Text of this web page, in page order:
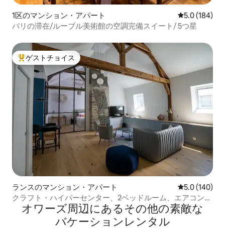
1区のマンション・アパート レビュー184
5.0 (184)
パリの滞在/ルーブル美術館の空調完備スイート/ 5つ星
大好評のゲストチョイスです。
ゲストチョイス
ランスのマンション・アパート レビュー140
5.0 (140)
クラフト・ハイパーセンター、2ベッドルーム、エアコン完
備。オワーズ⁠周⁠辺⁠に⁠あ⁠るそ⁠の⁠他⁠の素⁠敵⁠な
バ⁠ケ⁠ー⁠シ⁠ョ⁠ン⁠レ⁠ン⁠タ⁠ル